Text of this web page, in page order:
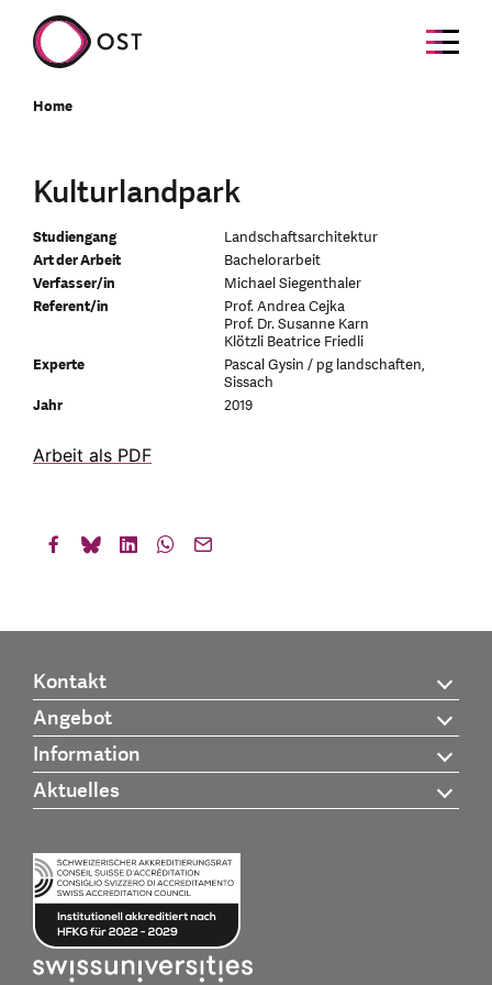
Home
Kulturlandpark
Studiengang
Landschaftsarchitektur
Art der Arbeit
Bachelorarbeit
Verfasser/in
Michael Siegenthaler
Referent/in
Prof. Andrea Cejka
Prof. Dr. Susanne Karn
Klötzli Beatrice Friedli
Experte
Pascal Gysin / pg landschaften,
Sissach
Jahr
2019
Arbeit als PDF
Kontakt
Angebot
Information
Aktuelles